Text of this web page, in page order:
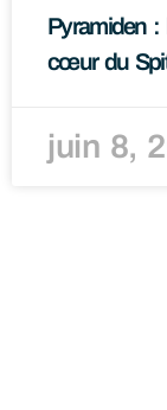
Pyramiden :
cœur du
juin 8,